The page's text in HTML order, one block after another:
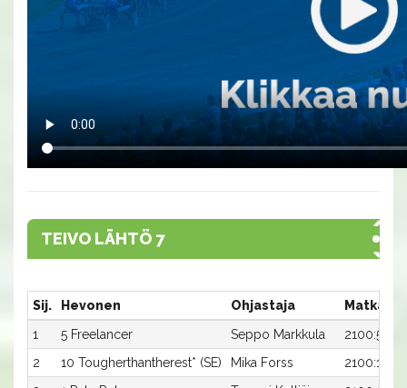
TEIVO LÄHTÖ 7
Sij. Hevonen Ohjastaja
1
5 Freelancer Seppo Markkula
2100:5
2
10 Tougherthantherest* (SE) Mika Forss
2100:10